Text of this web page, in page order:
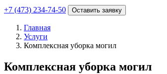
+7 (473) 234-74-50 Оставить заявку
Главная
Услуги
Комплексная уборка могил
Комплексная уборка могил